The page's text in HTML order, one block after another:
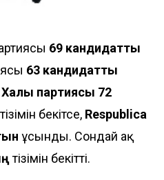
69 кандидатты
63 кандидатты
Халық партиясы 72
бекітсе, Respublica
ұсынды. Сондай ақ
тізімін бекітті.